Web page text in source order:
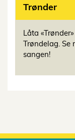
Trønder
Låta
Trøndelag.
sangen!